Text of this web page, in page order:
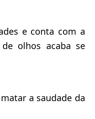
e conta com a
olhos acaba se
a saudade da